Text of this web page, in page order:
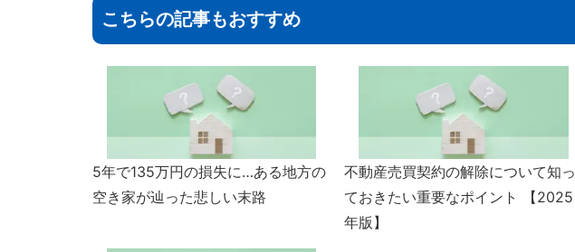
こちらの記事もおすすめ
5年で135万円の損失に…ある地方の
空き家が辿った悲しい末路
不動産売買契約の解除について知っ
ておきたい重要なポイント 【2025
年版】